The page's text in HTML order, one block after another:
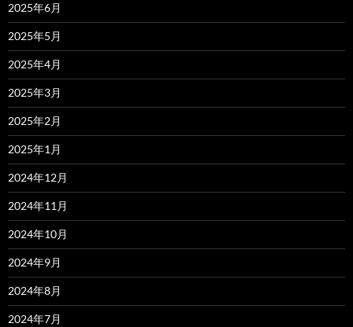
2025年6月
2025年5月
2025年4月
2025年3月
2025年2月
2025年1月
2024年12月
2024年11月
2024年10月
2024年9月
2024年8月
2024年7月